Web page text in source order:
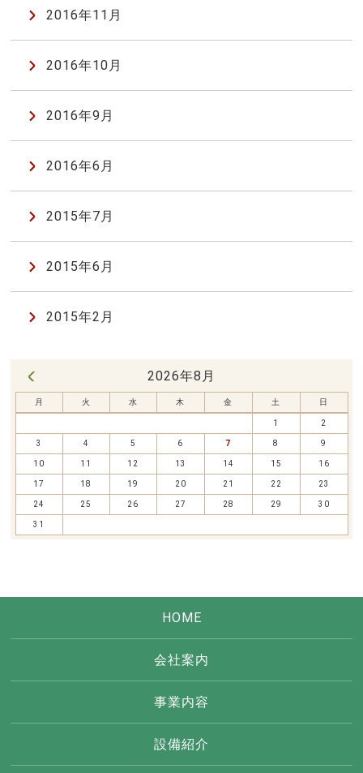
2016年11月
2016年10月
2016年9月
2016年6月
2015年7月
2015年6月
2015年2月
2026年8月
月 火 水 木 金 土 日
1 2
3 4 5 6 7 8 9
10 11 12 13 14 15 16
17 18 19 20 21 22 23
24 25 26 27 28 29 30
31
HOME
会社案内
事業内容
設備紹介